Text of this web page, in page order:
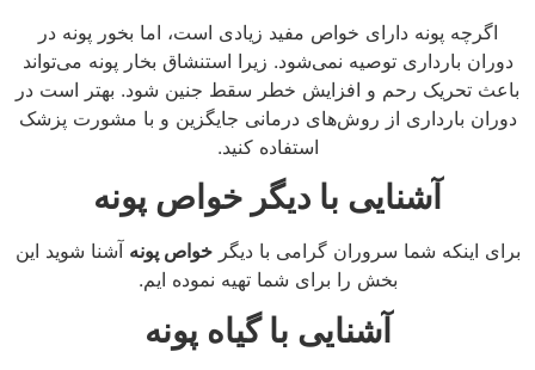
اگرچه پونه دارای خواص مفید زیادی است، اما بخور پونه در
دوران بارداری توصیه نمی‌شود. زیرا استنشاق بخار پونه می‌تواند
باعث تحریک رحم و افزایش خطر سقط جنین شود. بهتر است در
دوران بارداری از روش‌های درمانی جایگزین و با مشورت پزشک
استفاده کنید.
آشنایی با دیگر خواص پونه
برای اینکه شما سروران گرامی با دیگرخواص پونه آشنا شوید این
بخش را برای شما تهیه نموده ایم.
آشنایی با گیاه پونه